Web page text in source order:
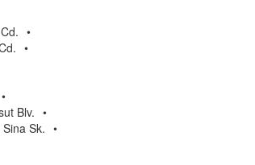
•
•
•
Blv. •
Sk. •